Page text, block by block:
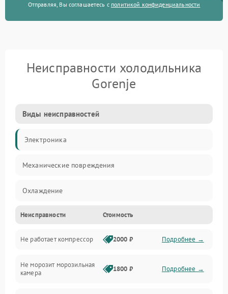
Отправляя, Вы соглашаетесь с политикой конфиденциальности
Неисправности холодильника
Gorenje
Виды неисправностей
Электроника
Механические повреждения
Охлаждение
Механика
Электропитание
Дренаж
Неисправности Стоимость
Не работает компрессор 2000 ₽ Подробнее →
Не морозит морозильная
камера
1800 ₽ Подробнее →